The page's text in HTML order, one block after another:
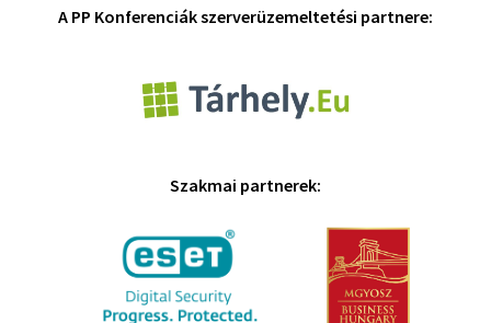
A PP Konferenciák szerverüzemeltetési partnere:
Szakmai partnerek: